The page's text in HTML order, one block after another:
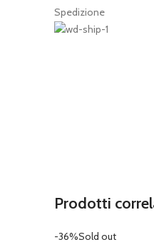
Spedizione
Prodotti
-36%Sold out